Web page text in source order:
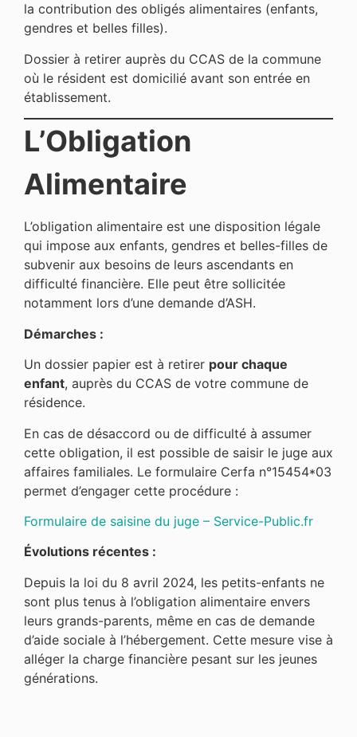
la contribution des obligés alimentaires (enfants,
gendres et belles filles).
Dossier à retirer auprès du CCAS de la commune
où le résident est domicilié avant son entrée en
établissement.
L’Obligation
Alimentaire
L’obligation alimentaire est une disposition légale
qui impose aux enfants, gendres et belles-filles de
subvenir aux besoins de leurs ascendants en
difficulté financière. Elle peut être sollicitée
notamment lors d’une demande d’ASH.
Démarches :
Un dossier papier est à retirer pour chaque
enfant, auprès du CCAS de votre commune de
résidence.
En cas de désaccord ou de difficulté à assumer
cette obligation, il est possible de saisir le juge aux
affaires familiales. Le formulaire Cerfa n°15454*03
permet d’engager cette procédure :
Formulaire de saisine du juge – Service-Public.fr
Évolutions récentes :
Depuis la loi du 8 avril 2024, les petits-enfants ne
sont plus tenus à l’obligation alimentaire envers
leurs grands-parents, même en cas de demande
d’aide sociale à l’hébergement. Cette mesure vise à
alléger la charge financière pesant sur les jeunes
générations.